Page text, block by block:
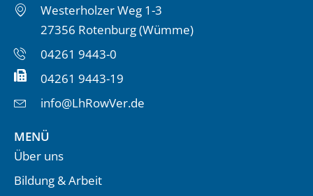
Westerholzer Weg 1-3
27356 Rotenburg (Wümme)
04261 9443-0
04261 9443-19
info@LhRowVer.de
MENÜ
Über uns
Bildung & Arbeit